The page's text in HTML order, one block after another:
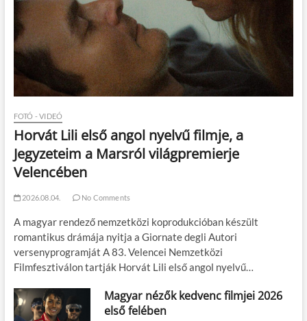
FOTÓ - VIDEÓ
Horvát Lili első angol nyelvű filmje, a
Jegyzeteim a Marsról világpremierje
Velencében
2026.08.04. No Comments
A magyar rendező nemzetközi koprodukcióban készült
romantikus drámája nyitja a Giornate degli Autori
versenyprogramját A 83. Velencei Nemzetközi
Filmfesztiválon tartják Horvát Lili első angol nyelvű…
Magyar nézők kedvenc filmjei 2026
első felében